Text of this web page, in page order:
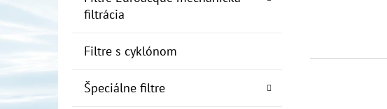
filtrácia
Filtre s cyklónom
Špeciálne filtre
E
P